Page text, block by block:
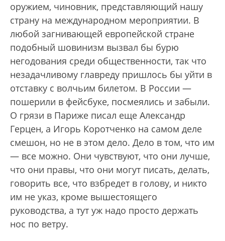
оружием, чиновник, представляющий нашу
страну на международном мероприятии. В
любой загнивающей европейской стране
подобный шовинизм вызвал бы бурю
негодования среди общественности, так что
незадачливому главреду пришлось бы уйти в
отставку с волчьим билетом. В России —
пошерили в фейсбуке, посмеялись и забыли.
О грязи в Париже писал еще Александр
Герцен, а Игорь Коротченко на самом деле
смешон, но не в этом дело. Дело в том, что им
— все можно. Они чувствуют, что они лучше,
что они правы, что они могут писать, делать,
говорить все, что взбредет в голову, и никто
им не указ, кроме вышестоящего
руководства, а тут уж надо просто держать
нос по ветру.